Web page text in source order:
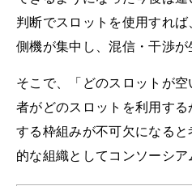
判断でスロットを使用すれ
側機が集中し、混信・干渉が
そこで、「どのスロットが
者がどのスロットを利用す
する枠組みが不可欠になる
的な組織としてコンソーシア